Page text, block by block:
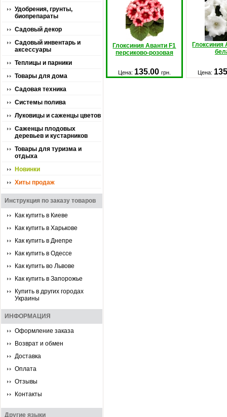
Удобрения, грунты,
биопрепараты
Садовый декор
Садовый инвентарь и
аксессуары
Теплицы и парники
Товары для дома
Садовая техника
Системы полива
Луковицы и саженцы цветов
Саженцы плодовых
деревьев и кустарников
Товары для туризма и
отдыха
Новинки
Хиты продаж
Инструкция по заказу товаров
Как купить в Киеве
Как купить в Харькове
Как купить в Днепре
Как купить в Одессе
Как купить во Львове
Как купить в Запорожье
Купить в других городах
Украины
ИНФОРМАЦИЯ
Оформление заказа
Возврат и обмен
Доставка
Оплата
Отзывы
Контакты
Другие языки
Глоксиния Аванти F1
персиково-розовая
Глоксиния
Цена: 135.00 грн. Цена: